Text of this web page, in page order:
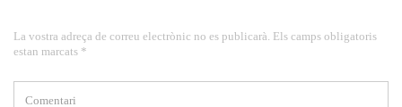
La vostra adreça de correu electrònic no es publicarà. Els camps obligatoris
estan marcats *